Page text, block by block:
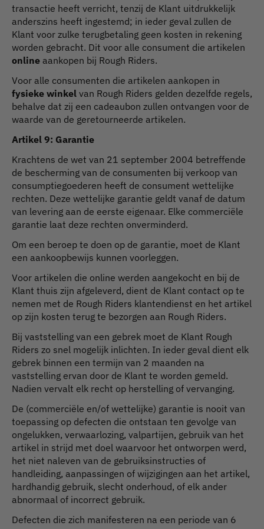
transactie heeft verricht, tenzij de Klant uitdrukkelijk
anderszins heeft ingestemd; in ieder geval zullen de
Klant voor zulke terugbetaling geen kosten in rekening
worden gebracht. Dit voor alle consument die artikelen
online aankopen bij Rough Riders.
Voor alle consumenten die artikelen aankopen in
fysieke winkel van Rough Riders gelden dezelfde regels,
behalve dat zij een cadeaubon zullen ontvangen voor de
waarde van de geretourneerde artikelen.
Artikel 9: Garantie
Krachtens de wet van 21 september 2004 betreffende
de bescherming van de consumenten bij verkoop van
consumptiegoederen heeft de consument wettelijke
rechten. Deze wettelijke garantie geldt vanaf de datum
van levering aan de eerste eigenaar. Elke commerciële
garantie laat deze rechten onverminderd.
Om een beroep te doen op de garantie, moet de Klant
een aankoopbewijs kunnen voorleggen.
Voor artikelen die online werden aangekocht en bij de
Klant thuis zijn afgeleverd, dient de Klant contact op te
nemen met de Rough Riders klantendienst en het artikel
op zijn kosten terug te bezorgen aan Rough Riders.
Bij vaststelling van een gebrek moet de Klant Rough
Riders zo snel mogelijk inlichten. In ieder geval dient elk
gebrek binnen een termijn van 2 maanden na
vaststelling ervan door de Klant te worden gemeld.
Nadien vervalt elk recht op herstelling of vervanging.
De (commerciële en/of wettelijke) garantie is nooit van
toepassing op defecten die ontstaan ten gevolge van
ongelukken, verwaarlozing, valpartijen, gebruik van het
artikel in strijd met doel waarvoor het ontworpen werd,
het niet naleven van de gebruiksinstructies of
handleiding, aanpassingen of wijzigingen aan het artikel,
hardhandig gebruik, slecht onderhoud, of elk ander
abnormaal of incorrect gebruik.
Defecten die zich manifesteren na een periode van 6